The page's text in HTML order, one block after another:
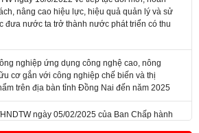
nâng cao hiệu lực, hiệu quả quản lý và sử
đưa nước ta trở thành nước phát triển có thu
nghiệp ứng dụng công nghệ cao, nông
cơ gắn với công nghiệp chế biến và thị
trên địa bàn tỉnh Đồng Nai đến năm 2025
ngày 05/02/2025 của Ban Chấp hành
Việt Nam (khóa VIII) về đổi mới và nâng